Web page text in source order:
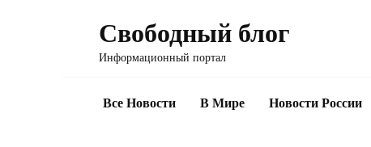
Свободный блог
Информационный портал
Все Новости В Мире Новости России